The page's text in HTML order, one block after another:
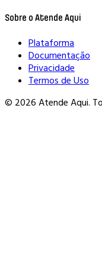
Sobre o Atende Aqui
Plataforma
Documentação
Privacidade
Termos de Uso
© 2026 Atende Aqui.